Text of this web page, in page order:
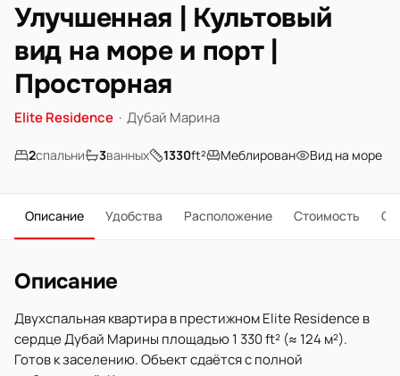
Улучшенная | Культовый
вид на море и порт |
Просторная
Elite Residence · Дубай Марина
2спальни 3ванных 1330ft² Меблирован Вид на море
Описание Удобства Расположение Стоимость О
Описание
Двухспальная квартира в престижном Elite Residence в
сердце Дубай Марины площадью 1 330 ft² (≈ 124 м²).
Готов к заселению. Объект сдаётся с полной